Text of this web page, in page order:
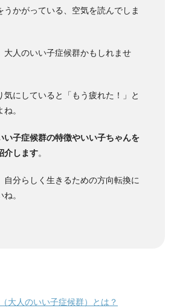
うかがっている、空気を読んでしま
大人のいい子症候群かもしれませ
気にしていると「もう疲れた！」と
。
い子症候群の特徴やいい子ちゃんを
介します。
自分らしく生きるための方向転換に
。
大人のいい子症候群）とは？